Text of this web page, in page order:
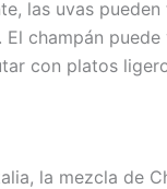
las uvas
El champán
con platos
la mezcla de